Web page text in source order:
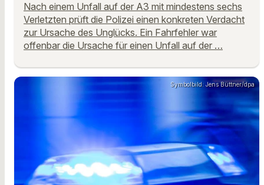
Nach einem Unfall auf der A3 mit mindestens sechs
Verletzten prüft die Polizei einen konkreten Verdacht
zur Ursache des Unglücks. Ein Fahrfehler war
offenbar die Ursache für einen Unfall auf der …
Symbolbild: Jens Büttner/dpa